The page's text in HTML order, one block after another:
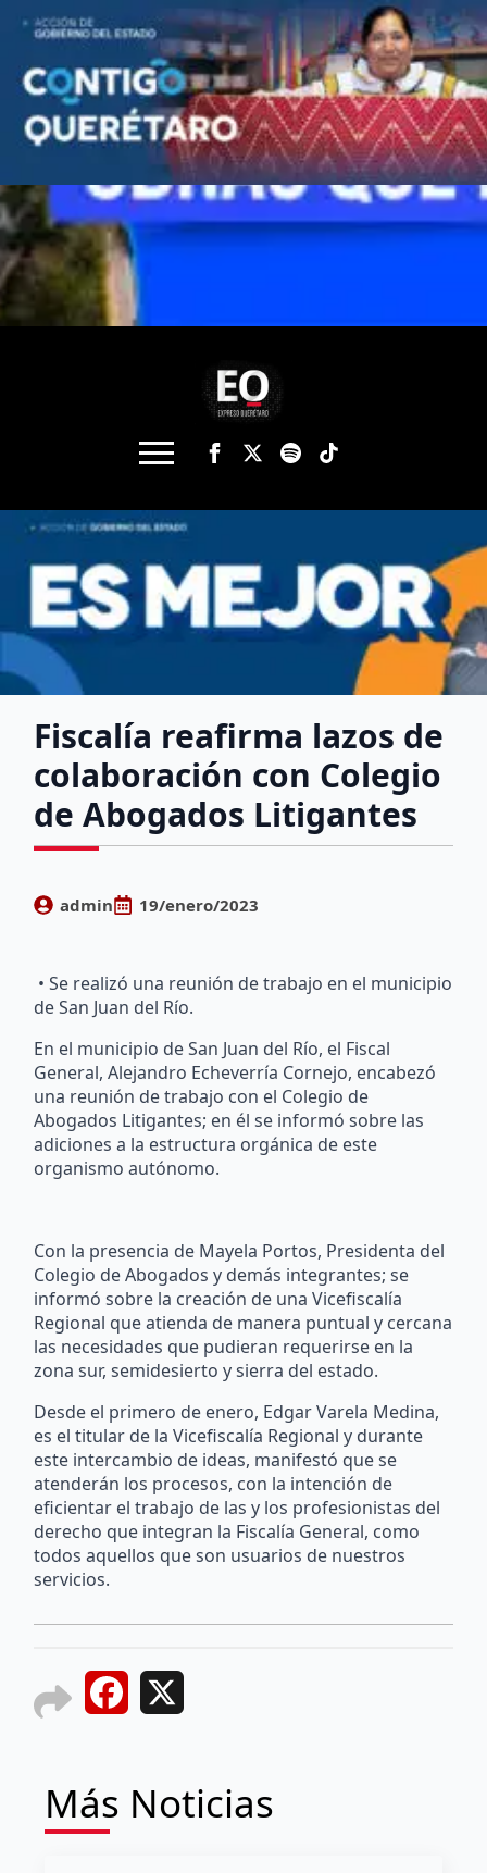
Fiscalía reafirma lazos de
colaboración con Colegio
de Abogados Litigantes
admin 19/enero/2023
• Se realizó una reunión de trabajo en el municipio
de San Juan del Río.
En el municipio de San Juan del Río, el Fiscal
General, Alejandro Echeverría Cornejo, encabezó
una reunión de trabajo con el Colegio de
Abogados Litigantes; en él se informó sobre las
adiciones a la estructura orgánica de este
organismo autónomo.
Con la presencia de Mayela Portos, Presidenta del
Colegio de Abogados y demás integrantes; se
informó sobre la creación de una Vicefiscalía
Regional que atienda de manera puntual y cercana
las necesidades que pudieran requerirse en la
zona sur, semidesierto y sierra del estado.
Desde el primero de enero, Edgar Varela Medina,
es el titular de la Vicefiscalía Regional y durante
este intercambio de ideas, manifestó que se
atenderán los procesos, con la intención de
eficientar el trabajo de las y los profesionistas del
derecho que integran la Fiscalía General, como
todos aquellos que son usuarios de nuestros
servicios.
Facebook
Más Noticias